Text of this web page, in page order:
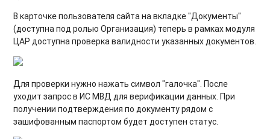
В карточке пользователя сайта на вкладке "Документы"
(доступна под ролью Организация) теперь в рамках модуля
ЦАР доступна проверка валидности указанных документов.
Для проверки нужно нажать символ "галочка". После
уходит запрос в ИС МВД для верификации данных. При
получении подтверждения по документу рядом с
зашифованным паспортом будет доступен статус.